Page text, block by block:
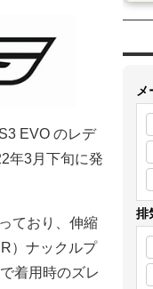
EVO のレデ
年3月下旬に発
ており、伸縮
）ナックルプ
着用時のズレ
メ
排